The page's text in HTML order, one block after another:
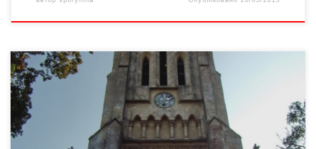
Про захоплення фотографією, про роботу фотографа, про
плани, нові фотопроекти, тривоги, надії – у розмові з